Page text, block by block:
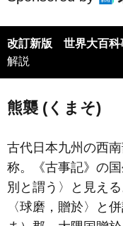
改訂新版 世界大百科
解説
熊襲 (くまそ)
古代日本九州の西
称。《古事記》の
別と謂う〉と見え
〈球磨，贈於〉と